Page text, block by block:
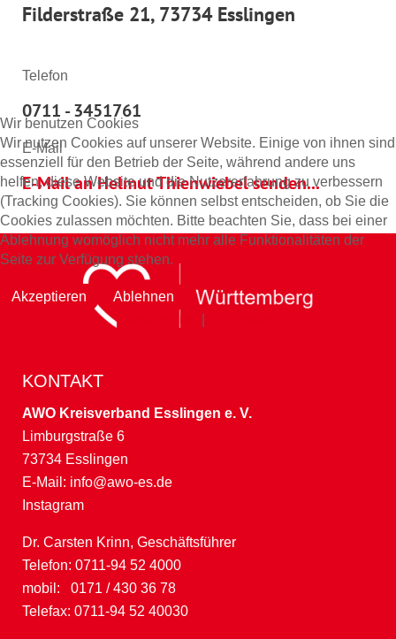
Filderstraße 21, 73734 Esslingen
Telefon
0711 - 3451761
E-Mail
E-Mail an Helmut Thienwiebel senden...
KONTAKT
AWO Kreisverband Esslingen e. V.
Limburgstraße 6
73734 Esslingen
E-Mail: info@awo-es.de
Instagram
Dr. Carsten Krinn, Geschäftsführer
Telefon: 0711-94 52 4000
mobil: 0171 / 430 36 78
Telefax: 0711-94 52 40030
Wir benutzen Cookies
Wir nutzen Cookies auf unserer Website. Einige von ihnen sind
essenziell für den Betrieb der Seite, während andere uns
helfen, diese Website und die Nutzererfahrung zu verbessern
(Tracking Cookies). Sie können selbst entscheiden, ob Sie die
Cookies zulassen möchten. Bitte beachten Sie, dass bei einer
Ablehnung womöglich nicht mehr alle Funktionalitäten der
Seite zur Verfügung stehen.
Akzeptieren
Ablehnen
Datenschutz